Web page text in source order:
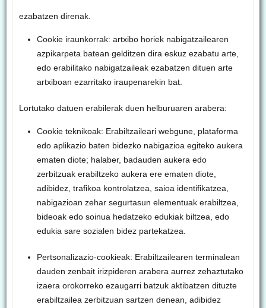
ezabatzen direnak.
Cookie iraunkorrak: artxibo horiek nabigatzailearen
azpikarpeta batean gelditzen dira eskuz ezabatu arte,
edo erabilitako nabigatzaileak ezabatzen dituen arte
artxiboan ezarritako iraupenarekin bat.
Lortutako datuen erabilerak duen helburuaren arabera:
Cookie teknikoak: Erabiltzaileari webgune, plataforma
edo aplikazio baten bidezko nabigazioa egiteko aukera
ematen diote; halaber, badauden aukera edo
zerbitzuak erabiltzeko aukera ere ematen diote,
adibidez, trafikoa kontrolatzea, saioa identifikatzea,
nabigazioan zehar segurtasun elementuak erabiltzea,
bideoak edo soinua hedatzeko edukiak biltzea, edo
edukia sare sozialen bidez partekatzea.
Pertsonalizazio-cookieak: Erabiltzailearen terminalean
dauden zenbait irizpideren arabera aurrez zehaztutako
izaera orokorreko ezaugarri batzuk aktibatzen dituzte
erabiltzailea zerbitzuan sartzen denean, adibidez